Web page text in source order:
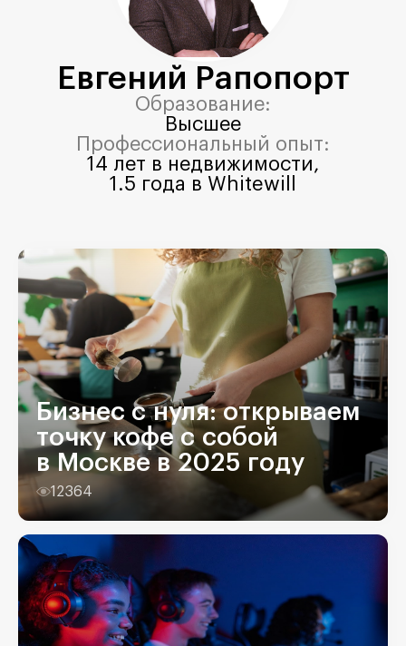
Евгений Рапопорт
Образование:
Высшее
Профессиональный опыт:
14 лет в недвижимости,
1.5 года в Whitewill
Бизнес с нуля: открываем
точку кофе с собой
в Москве в 2025 году
12364